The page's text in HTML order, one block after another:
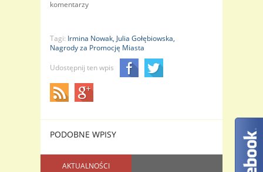
komentarzy
Tagi: Irmina Nowak, Julia Gołębiowska,
Nagrody za Promocję Miasta
Udostępnij ten wpis
PODOBNE WPISY
AKTUALNOŚCI